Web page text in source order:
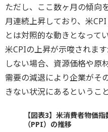
ただし、ここ数ヶ月の傾向
月連続上昇しており、米
とは対照的な動きとなって
米CPIの上昇が示唆されま
しない場合、資源価格や原
需要の減退により企業がそ
きない状況にあるというこ
【図表3】米消費者物価
（PPI）の推移